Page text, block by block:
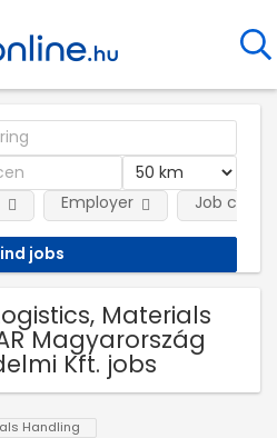
Employer Job
Materials
Magyarország
Kft. jobs
Handling